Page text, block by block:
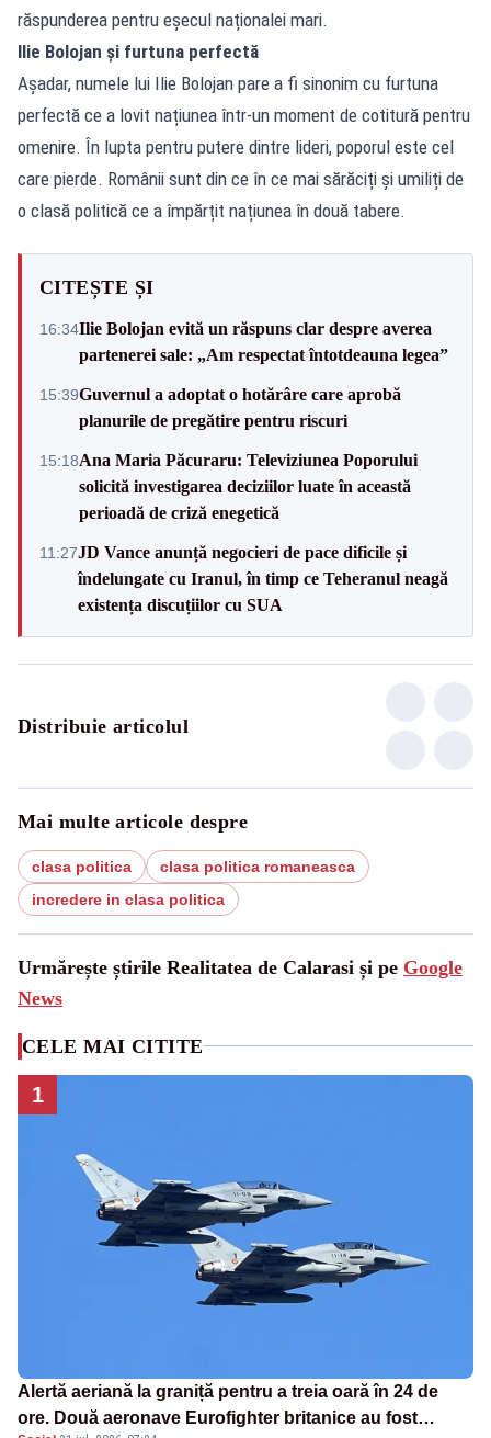
răspunderea pentru eșecul naționalei mari.
Ilie Bolojan și furtuna perfectă
Așadar, numele lui Ilie Bolojan pare a fi sinonim cu furtuna
perfectă ce a lovit națiunea într-un moment de cotitură pentru
omenire. În lupta pentru putere dintre lideri, poporul este cel
care pierde. Românii sunt din ce în ce mai sărăciți și umiliți de
o clasă politică ce a împărțit națiunea în două tabere.
CITEȘTE ȘI
16:34Ilie Bolojan evită un răspuns clar despre averea
partenerei sale: „Am respectat întotdeauna legea”
15:39Guvernul a adoptat o hotărâre care aprobă
planurile de pregătire pentru riscuri
15:18Ana Maria Păcuraru: Televiziunea Poporului
solicită investigarea deciziilor luate în această
perioadă de criză enegetică
11:27JD Vance anunță negocieri de pace dificile și
îndelungate cu Iranul, în timp ce Teheranul neagă
existența discuțiilor cu SUA
Distribuie articolul
Mai multe articole despre
clasa politica
clasa politica romaneasca
incredere in clasa politica
Urmărește știrile Realitatea de Calarasi și pe Google
News
CELE MAI CITITE
1
Alertă aeriană la graniță pentru a treia oară în 24 de
ore. Două aeronave Eurofighter britanice au fost